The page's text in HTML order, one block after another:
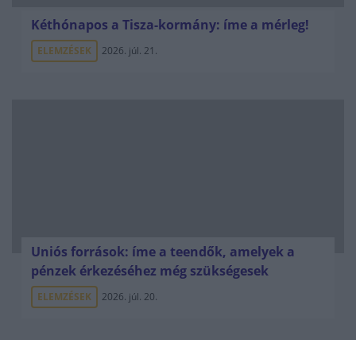
Kéthónapos a Tisza-kormány: íme a mérleg!
ELEMZÉSEK 2026. júl. 21.
Uniós források: íme a teendők, amelyek a
pénzek érkezéséhez még szükségesek
ELEMZÉSEK 2026. júl. 20.